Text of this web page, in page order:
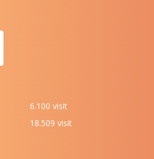
CENDANA
NASIONAL
6.100 visit
18.509 visit